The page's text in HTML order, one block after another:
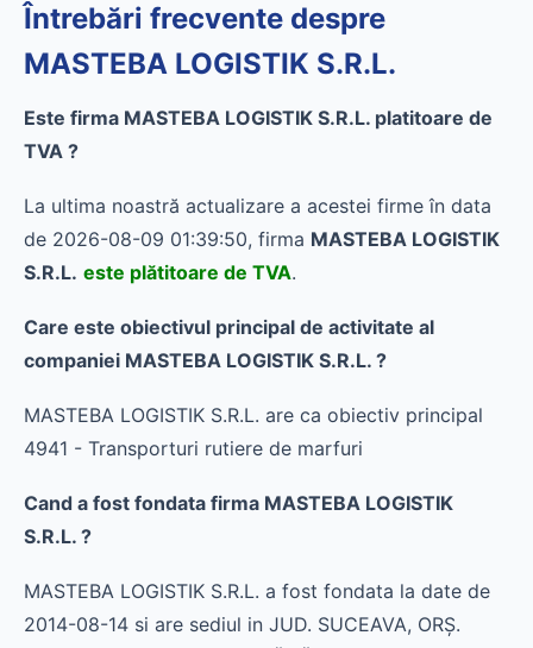
Întrebări frecvente despre
MASTEBA LOGISTIK S.R.L.
Este firma MASTEBA LOGISTIK S.R.L. platitoare de
TVA ?
La ultima noastră actualizare a acestei firme în data
de 2026-08-09 01:39:50, firma MASTEBA LOGISTIK
S.R.L. este plătitoare de TVA.
Care este obiectivul principal de activitate al
companiei MASTEBA LOGISTIK S.R.L. ?
MASTEBA LOGISTIK S.R.L. are ca obiectiv principal
4941 - Transporturi rutiere de marfuri
Cand a fost fondata firma MASTEBA LOGISTIK
S.R.L. ?
MASTEBA LOGISTIK S.R.L. a fost fondata la date de
2014-08-14 si are sediul in JUD. SUCEAVA, ORŞ.